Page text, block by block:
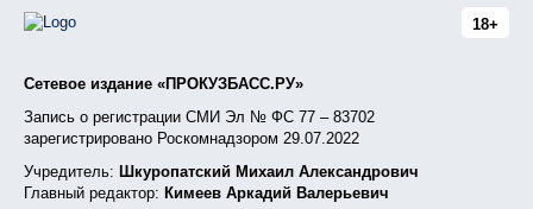
18+
Сетевое издание «ПРОКУЗБАСС.РУ»
Запись о регистрации СМИ Эл № ФС 77 – 83702
зарегистрировано Роскомнадзором 29.07.2022
Учредитель: Шкуропатский Михаил Александрович
Главный редактор: Кимеев Аркадий Валерьевич